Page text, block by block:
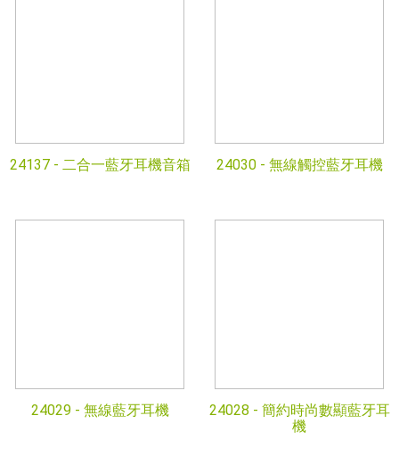
24137 - 二合一藍牙耳機音箱 24030 - 無線觸控藍牙耳機
24029 - 無線藍牙耳機 24028 - 簡約時尚數顯藍牙耳
機